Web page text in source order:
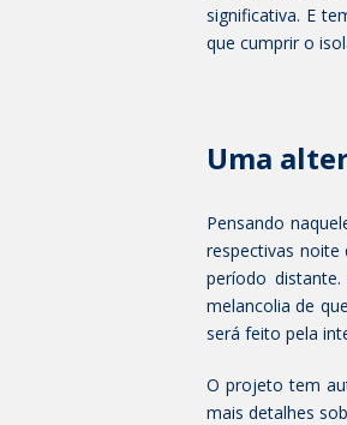
significativa. E
que cumprir o
Uma
Pensando
respectivas noite
período
melancolia de
será feito pela
O projeto tem
mais detalhes